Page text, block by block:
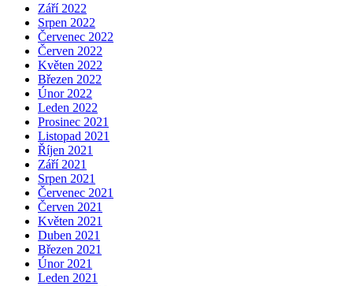
Září 2022
Srpen 2022
Červenec 2022
Červen 2022
Květen 2022
Březen 2022
Únor 2022
Leden 2022
Prosinec 2021
Listopad 2021
Říjen 2021
Září 2021
Srpen 2021
Červenec 2021
Červen 2021
Květen 2021
Duben 2021
Březen 2021
Únor 2021
Leden 2021